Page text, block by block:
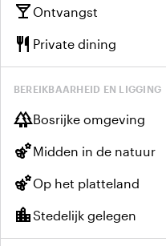
local_bar Ontvangst
restaurant Private dining
BEREIKBAARHEID EN LIGGING
forestBosrijke omgeving
emoji_natureMidden in de natuur
emoji_natureOp het platteland
location_cityStedelijk gelegen